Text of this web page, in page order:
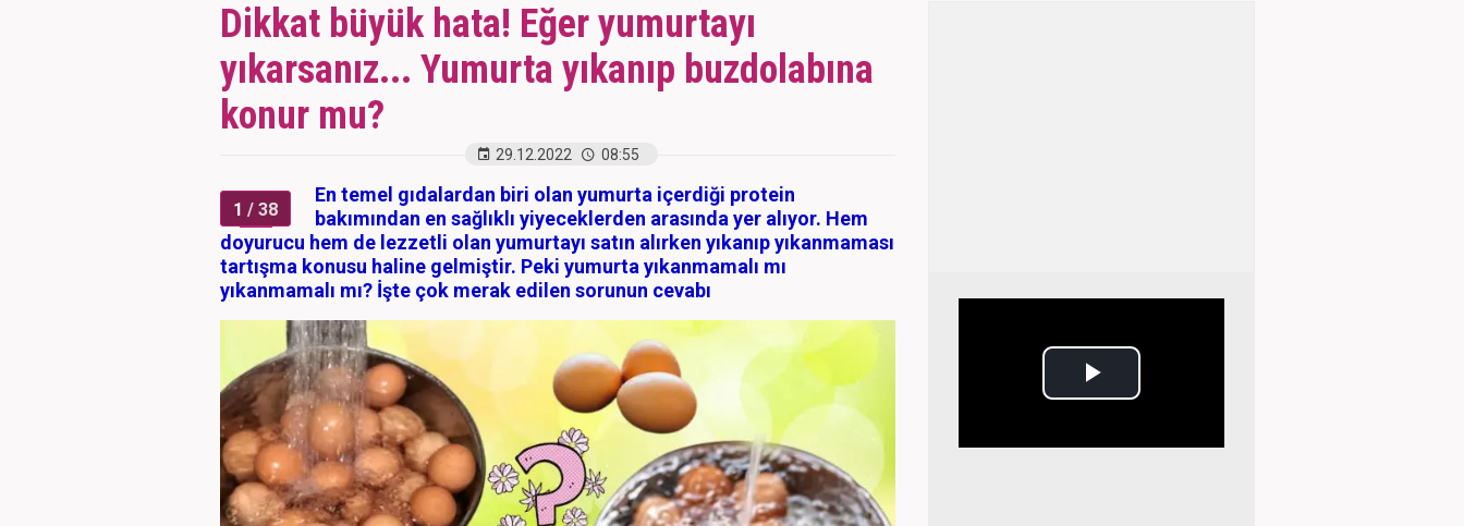
Dikkat büyük hata! Eğer yumurtayı
yıkarsanız... Yumurta yıkanıp buzdolabına
konur mu?
29.12.2022 08:55
1 / 38
En temel gıdalardan biri olan yumurta içerdiği protein
bakımından en sağlıklı yiyeceklerden arasında yer alıyor. Hem
doyurucu hem de lezzetli olan yumurtayı satın alırken yıkanıp yıkanmaması
tartışma konusu haline gelmiştir. Peki yumurta yıkanmamalı mı
yıkanmamalı mı? İşte çok merak edilen sorunun cevabı